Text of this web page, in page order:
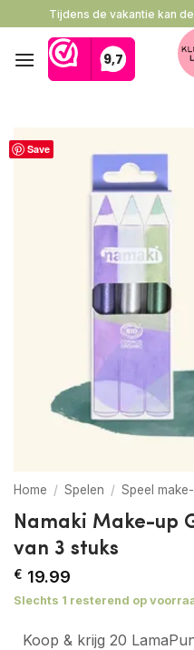
naar
inhoud
Tijdens de vakantie kan
Save
Home / Spelen / Speel
Namaki Make-up
van 3 stuks
€ 19.99
Slechts 1 resterend op
Koop & krijg 20